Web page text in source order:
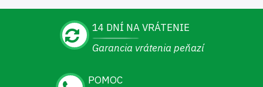
14 DNÍ NA VRÁTENIE
Garancia vrátenia peňazí
POMOC